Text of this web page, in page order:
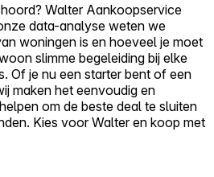
Walter Aankoopservice
data-analyse weten we
woningen is en hoeveel je moet
slimme begeleiding bij elke
Of je nu een starter bent of een
maken het eenvoudig en
om de beste deal te sluiten
Kies voor Walter en koop met